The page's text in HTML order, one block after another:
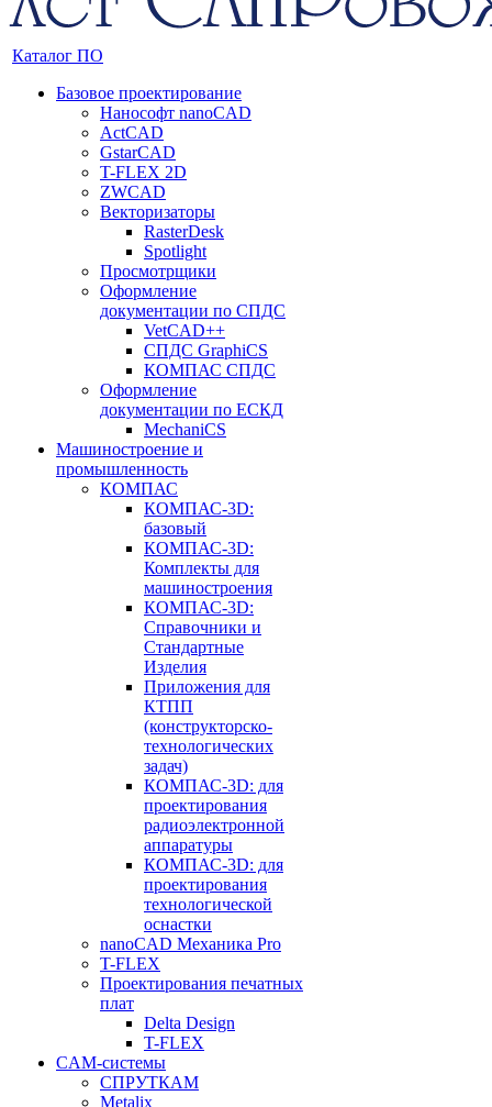
Каталог ПО
Базовое проектирование
Нанософт nanoCAD
ActCAD
GstarCAD
T-FLEX 2D
ZWCAD
Векторизаторы
RasterDesk
Spotlight
Просмотрщики
Оформление
документации по СПДС
VetCAD++
СПДС GraphiCS
КОМПАС СПДС
Оформление
документации по ЕСКД
MechaniCS
Машиностроение и
промышленность
КОМПАС
КОМПАС-3D:
базовый
КОМПАС-3D:
Комплекты для
машиностроения
КОМПАС-3D:
Справочники и
Стандартные
Изделия
Приложения для
КТПП
(конструкторско-
технологических
задач)
КОМПАС-3D: для
проектирования
радиоэлектронной
аппаратуры
КОМПАС-3D: для
проектирования
технологической
оснастки
nanoCAD Механика Pro
T-FLEX
Проектирования печатных
плат
Delta Design
T-FLEX
CAM-системы
СПРУТКAM
Metalix